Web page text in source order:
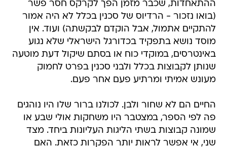
ההתאחדות, שכבר מזמן הפך לקרקס חסר פשר
(בואו נזכור - הרדיוס של סכנין בכלל לא היה אמור
להתקיים אתמול, אבל הוקדם לבקשתה) ועוד. אין
מוסד נושא בתפקיד בכדורגל הישראלי שלא נגוע
באינטרסים, במוקדי כוח או בסתם שיקול דעת מוטעה
שנותן לקבוצות בכלל ולבני סכנין בפרט לחמוק
מעונש אמיתי ומרתיע פעם אחר פעם.
החיים הם לא שחור ולבן. לכולנו ברור שלו היו נוהגים
פה לפי הספר, במצטבר היו משחקות אולי שבע או
שמונה קבוצות בשתי הליגות העליונות ביחד. מצד
שני, אי אפשר לראות יותר הפקרות כזאת. האם